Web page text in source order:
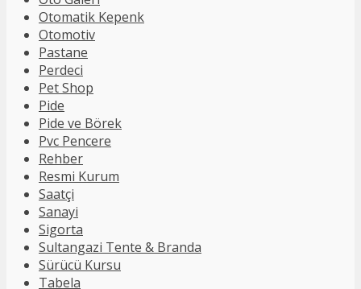
Otomatik Kepenk
Otomotiv
Pastane
Perdeci
Pet Shop
Pide
Pide ve Börek
Pvc Pencere
Rehber
Resmi Kurum
Saatçi
Sanayi
Sigorta
Sultangazi Tente & Branda
Sürücü Kursu
Tabela